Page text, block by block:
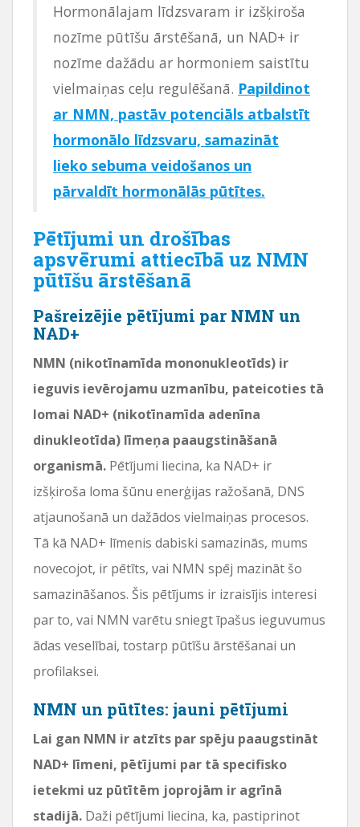
Hormonālajam līdzsvaram ir izšķiroša
nozīme pūtīšu ārstēšanā, un NAD+ ir
nozīme dažādu ar hormoniem saistītu
vielmaiņas ceļu regulēšanā. Papildinot
ar NMN, pastāv potenciāls atbalstīt
hormonālo līdzsvaru, samazināt
lieko sebuma veidošanos un
pārvaldīt hormonālās pūtītes.
Pētījumi un drošības
apsvērumi attiecībā uz NMN
pūtīšu ārstēšanā
Pašreizējie pētījumi par NMN un
NAD+
NMN (nikotīnamīda mononukleotīds) ir
ieguvis ievērojamu uzmanību, pateicoties tā
lomai NAD+ (nikotīnamīda adenīna
dinukleotīda) līmeņa paaugstināšanā
organismā. Pētījumi liecina, ka NAD+ ir
izšķiroša loma šūnu enerģijas ražošanā, DNS
atjaunošanā un dažādos vielmaiņas procesos.
Tā kā NAD+ līmenis dabiski samazinās, mums
novecojot, ir pētīts, vai NMN spēj mazināt šo
samazināšanos. Šis pētījums ir izraisījis interesi
par to, vai NMN varētu sniegt īpašus ieguvumus
ādas veselībai, tostarp pūtīšu ārstēšanai un
profilaksei.
NMN un pūtītes: jauni pētījumi
Lai gan NMN ir atzīts par spēju paaugstināt
NAD+ līmeni, pētījumi par tā specifisko
ietekmi uz pūtītēm joprojām ir agrīnā
stadijā. Daži pētījumi liecina, ka, pastiprinot